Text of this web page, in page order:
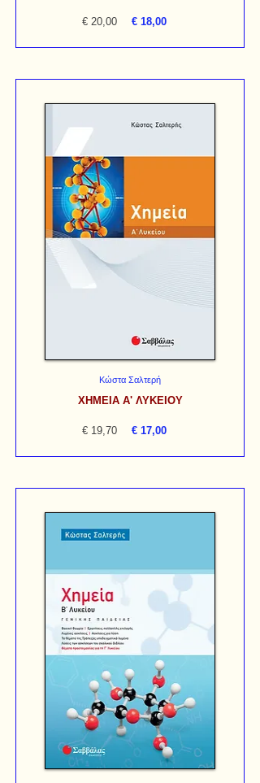
€ 20,00 € 18,00
Κώστα Σαλτερή
ΧΗΜΕΙΑ Α' ΛΥΚΕΙΟΥ
€ 19,70 € 17,00